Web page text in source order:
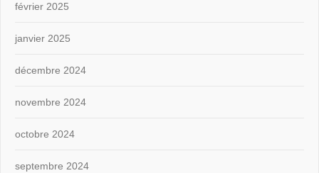
février 2025
janvier 2025
décembre 2024
novembre 2024
octobre 2024
septembre 2024